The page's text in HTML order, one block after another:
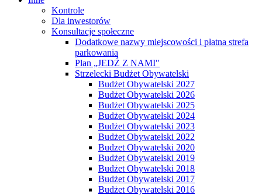
Kontrole
Dla inwestorów
Konsultacje społeczne
Dodatkowe nazwy miejscowości i płatna strefa
parkowania
Plan „JEDŹ Z NAMI"
Strzelecki Budżet Obywatelski
Budżet Obywatelski 2027
Budżet Obywatelski 2026
Budżet Obywatelski 2025
Budżet Obywatelski 2024
Budżet Obywatelski 2023
Budżet Obywatelski 2022
Budzet Obywatelski 2020
Budżet Obywatelski 2019
Budżet Obywatelski 2018
Budżet Obywatelski 2017
Budżet Obywatelski 2016